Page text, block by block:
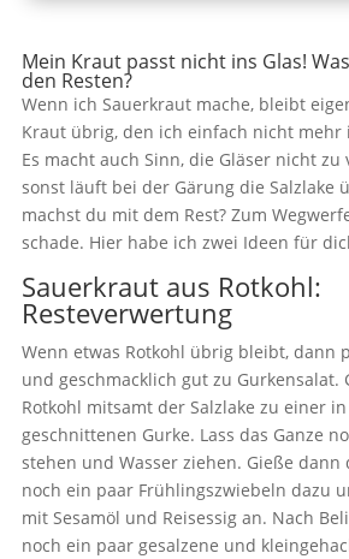
Mein Kraut passt nicht ins Glas!
den Resten?
Wenn ich Sauerkraut mache, bleibt
Kraut übrig, den ich einfach nicht mehr
Es macht auch Sinn, die Gläser nicht
sonst läuft bei der Gärung die Salzlake
machst du mit dem Rest? Zum
schade. Hier habe ich zwei Ideen für
Sauerkraut aus Rotkohl:
Resteverwertung
Wenn etwas Rotkohl übrig bleibt, dann
und geschmacklich gut zu Gurkensalat.
Rotkohl mitsamt der Salzlake zu einer
geschnittenen Gurke. Lass das Ganze
stehen und Wasser ziehen. Gieße dann
noch ein paar Frühlingszwiebeln dazu
mit Sesamöl und Reisessig an. Nach
noch ein paar gesalzene und